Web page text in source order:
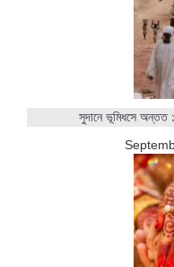
সুদানে ভূমিধসে অন্তত